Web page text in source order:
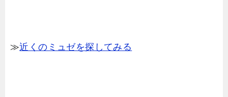
≫近くのミュゼを探してみる